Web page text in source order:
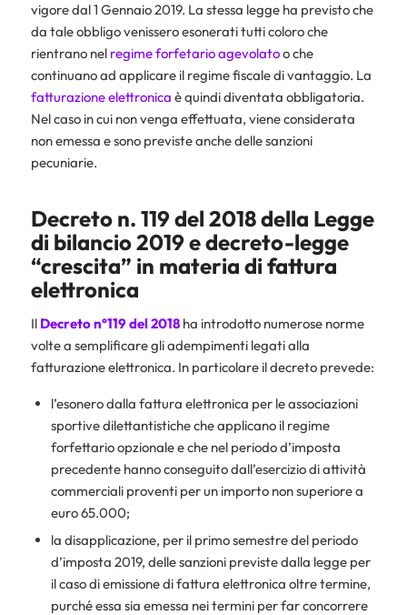
vigore dal 1 Gennaio 2019. La stessa legge ha previsto che
da tale obbligo venissero esonerati tutti coloro che
rientrano nel regime forfetario agevolatoo che
continuano ad applicare il regime fiscale di vantaggio. La
fatturazione elettronica è quindi diventata obbligatoria.
Nel caso in cui non venga effettuata, viene considerata
non emessa e sono previste anche delle sanzioni
pecuniarie.
Decreto n. 119 del 2018 della Legge
di bilancio 2019 e decreto-legge
“crescita” in materia di fattura
elettronica
Il Decreto n°119 del 2018ha introdotto numerose norme
volte a semplificare gli adempimenti legati alla
fatturazione elettronica. In particolare il decreto prevede:
l’esonero dalla fattura elettronica per le associazioni
sportive dilettantistiche che applicano il regime
forfettario opzionale e che nel periodo d’imposta
precedente hanno conseguito dall’esercizio di attività
commerciali proventi per un importo non superiore a
euro 65.000;
la disapplicazione, per il primo semestre del periodo
d’imposta 2019, delle sanzioni previste dalla legge per
il caso di emissione di fattura elettronica oltre termine,
purché essa sia emessa nei termini per far concorrere